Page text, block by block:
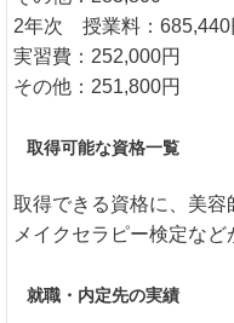
2年次 授業料：685,440
実習費：252,000円
その他：251,800円
取得可能な資格一覧
取得できる資格に、美容
メイクセラピー検定など
就職・内定先の実績